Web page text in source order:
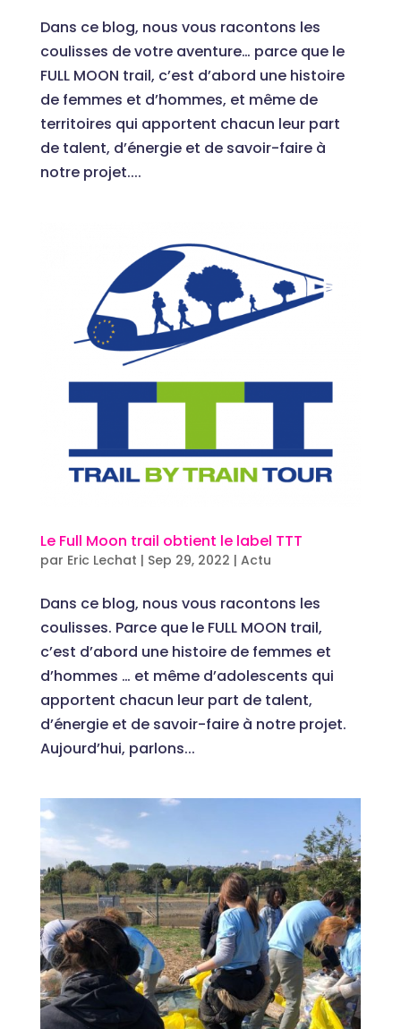
Dans ce blog, nous vous racontons les
coulisses de votre aventure… parce que le
FULL MOON trail, c’est d’abord une histoire
de femmes et d’hommes, et même de
territoires qui apportent chacun leur part
de talent, d’énergie et de savoir-faire à
notre projet....
Le Full Moon trail obtient le label TTT
par Eric Lechat | Sep 29, 2022 | Actu
Dans ce blog, nous vous racontons les
coulisses. Parce que le FULL MOON trail,
c’est d’abord une histoire de femmes et
d’hommes … et même d’adolescents qui
apportent chacun leur part de talent,
d’énergie et de savoir-faire à notre projet.
Aujourd’hui, parlons...